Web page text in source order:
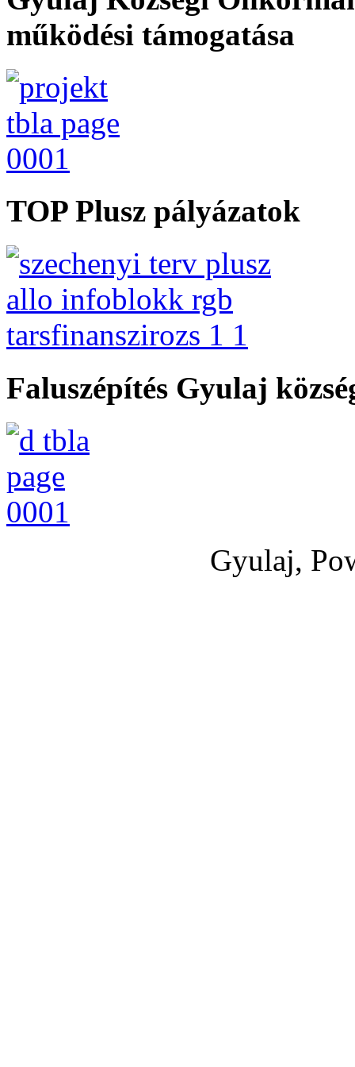
működési támogatása
TOP Plusz pályázatok
Faluszépítés Gyulaj
Gyulaj,